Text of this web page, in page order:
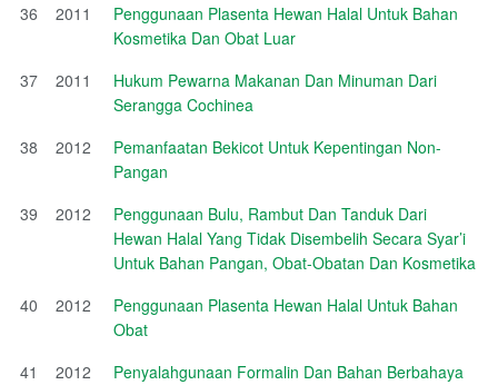
36
2011
Penggunaan Plasenta Hewan Halal Untuk Bahan
Kosmetika Dan Obat Luar
37
2011
Hukum Pewarna Makanan Dan Minuman Dari
Serangga Cochinea
38
2012
Pemanfaatan Bekicot Untuk Kepentingan Non-
Pangan
39
2012
Penggunaan Bulu, Rambut Dan Tanduk Dari
Hewan Halal Yang Tidak Disembelih Secara Syar’i
Untuk Bahan Pangan, Obat-Obatan Dan Kosmetika
40
2012
Penggunaan Plasenta Hewan Halal Untuk Bahan
Obat
41
2012
Penyalahgunaan Formalin Dan Bahan Berbahaya